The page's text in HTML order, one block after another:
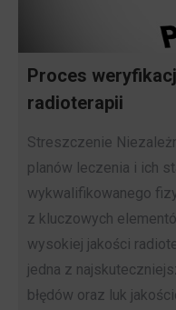
Proces
radioterapii
Streszczenie
planów leczenia i ich
wykwalifikowanego
z kluczowych
wysokiej jakości
jedna z
błędów oraz luk